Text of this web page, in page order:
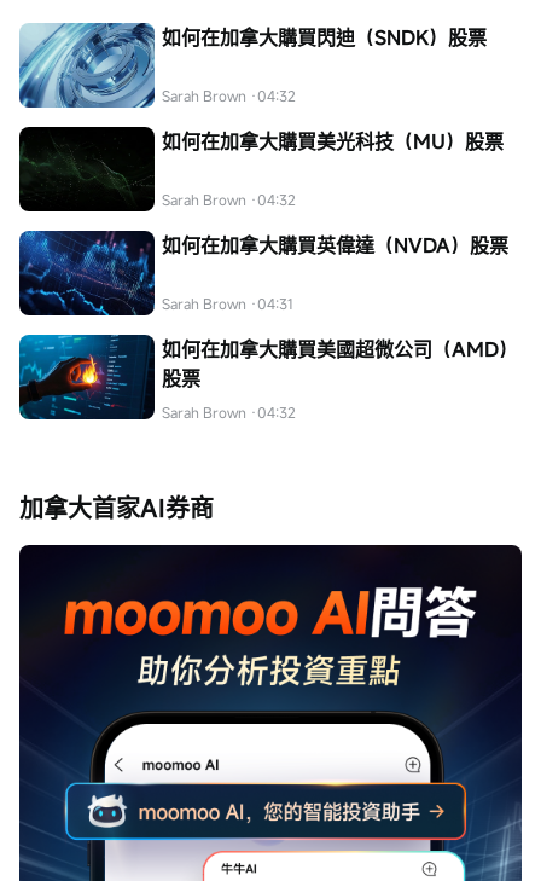
如何在加拿大購買閃迪（SNDK）股票
Sarah Brown ·04:32
如何在加拿大購買美光科技（MU）股票
Sarah Brown ·04:32
如何在加拿大購買英偉達（NVDA）股票
Sarah Brown ·04:31
如何在加拿大購買美國超微公司（AMD）
股票
Sarah Brown ·04:32
加拿大首家AI券商